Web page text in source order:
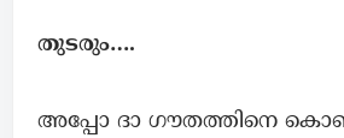
തുടരും….
അപ്പോ ദാ ഗൗതത്തിനെ